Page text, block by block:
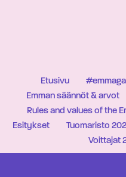
Etusivu
Emman säännöt & arvot
Rules and values of the
Esitykset
Tuomaristo
Voittajat